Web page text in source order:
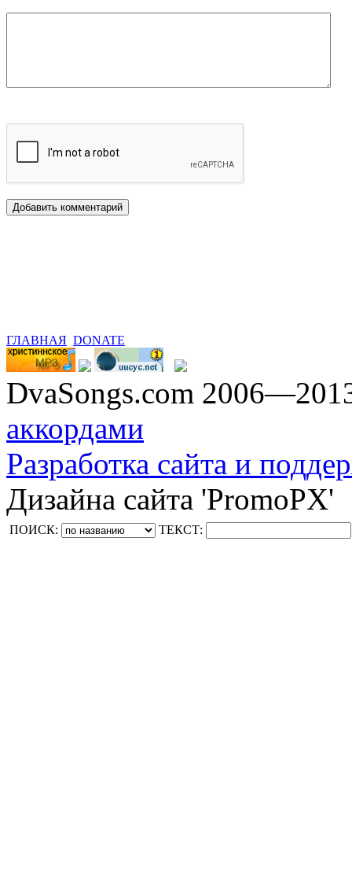
ГЛАВНАЯ DONATE
DvaSongs.com
аккордами
Разработка сайта и
Дизайна сайта 'PromoPX'
ПОИСК: ТЕКСТ: